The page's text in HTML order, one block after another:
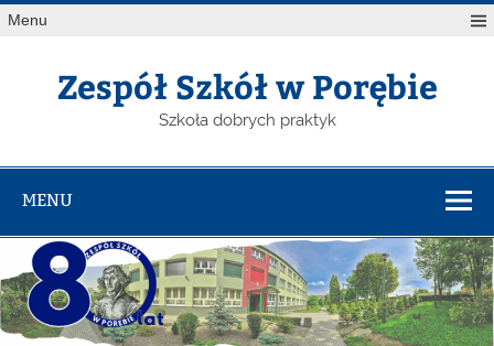
Menu
Zespół Szkół w Porębie
Szkoła dobrych praktyk
MENU